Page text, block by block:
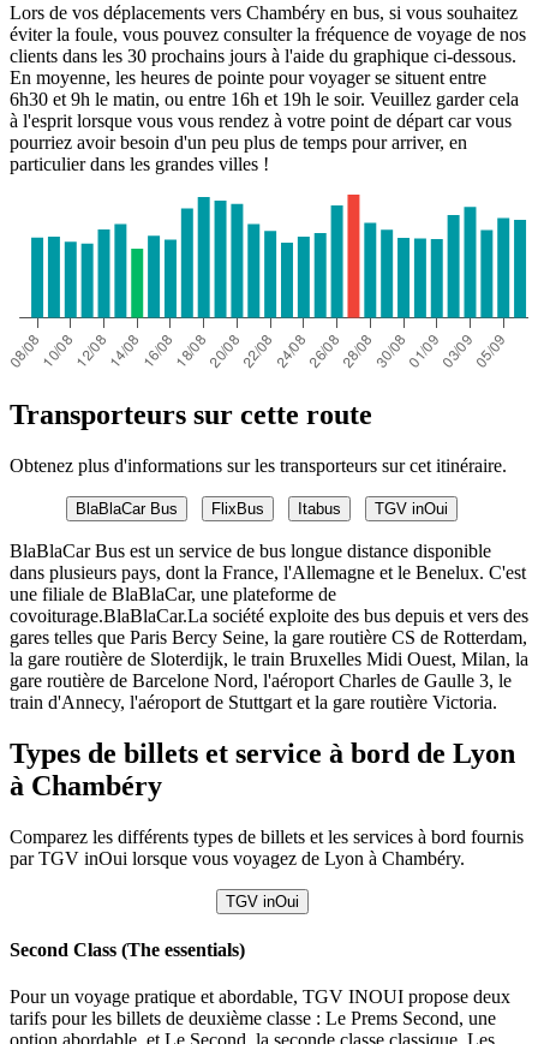
Lors de vos déplacements vers Chambéry en bus, si vous souhaitez
éviter la foule, vous pouvez consulter la fréquence de voyage de nos
clients dans les 30 prochains jours à l'aide du graphique ci-dessous.
En moyenne, les heures de pointe pour voyager se situent entre
6h30 et 9h le matin, ou entre 16h et 19h le soir. Veuillez garder cela
à l'esprit lorsque vous vous rendez à votre point de départ car vous
pourriez avoir besoin d'un peu plus de temps pour arriver, en
particulier dans les grandes villes !
Transporteurs sur cette route
Obtenez plus d'informations sur les transporteurs sur cet itinéraire.
BlaBlaCar Bus FlixBus Itabus TGV inOui
BlaBlaCar Bus est un service de bus longue distance disponible
dans plusieurs pays, dont la France, l'Allemagne et le Benelux. C'est
une filiale de BlaBlaCar, une plateforme de
covoiturage.BlaBlaCar.La société exploite des bus depuis et vers des
gares telles que Paris Bercy Seine, la gare routière CS de Rotterdam,
la gare routière de Sloterdijk, le train Bruxelles Midi Ouest, Milan, la
gare routière de Barcelone Nord, l'aéroport Charles de Gaulle 3, le
train d'Annecy, l'aéroport de Stuttgart et la gare routière Victoria.
Types de billets et service à bord de Lyon
à Chambéry
Comparez les différents types de billets et les services à bord fournis
par TGV inOui lorsque vous voyagez de Lyon à Chambéry.
TGV inOui
Second Class (The essentials)
Pour un voyage pratique et abordable, TGV INOUI propose deux
tarifs pour les billets de deuxième classe : Le Prems Second, une
option abordable, et Le Second, la seconde classe classique. Les